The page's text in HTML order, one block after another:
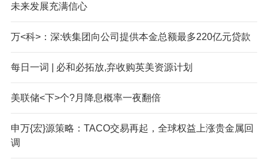
未来发展充满信心
万<科>：深:铁集团向公司提供本金总额最多220亿元贷款
每日一词 | 必和必拓放,弃收购英美资源计划
美联储<下>个?月降息概率一夜翻倍
申万{宏}源策略：TACO交易再起，全球权益上涨贵金属回
调